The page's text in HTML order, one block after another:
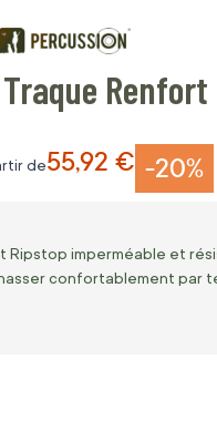
-20%
de55,92 €
Ripstop imperméable et
confortablement par